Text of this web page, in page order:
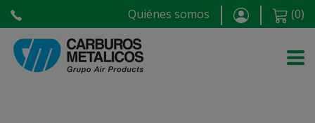
Quiénes somos (0)